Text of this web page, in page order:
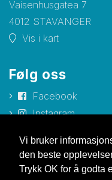
Vi bruker
den beste
Trykk OK for å godta
Vaisenhusgatea 7
4012 STAVANGER
Vis i kart
Følg oss
Facebook
Instagram